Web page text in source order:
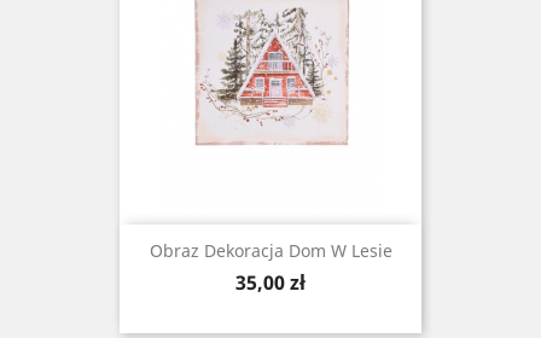
Obraz Dekoracja Dom W Lesie
Cena
35,00 zł